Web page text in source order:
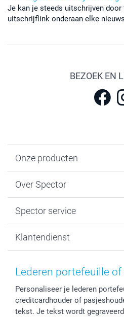
Je kan je steeds uitschrijven
uitschrijflink onderaan elke
BEZOEK EN
Onze producten
Kaartjes
Fotoboeken
Fotoprints, Fotoposter &
Fotokaders, Decoratie en
Smartphone cases
Stickers en Etiketten
Over Spector
Sitemap
Privacybeleid
Spector service
smartbonus
Mijn orderstatus
Klantendienst
Lederen portefeuille
Personaliseer je lederen
creditcardhouder of
tekst. Je tekst wordt